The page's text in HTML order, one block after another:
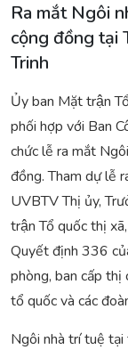
Ra mắt Ngôi
cộng đồng tại
Trinh
Ủy ban Mặt trận
phối hợp với Ban
chức lễ ra mắt
đồng. Tham dự lễ
UVBTV Thị ủy,
trận Tổ quốc thị
Quyết định 336
phòng, ban cấp thị
tổ quốc và các
Ngôi nhà trí tuệ tại